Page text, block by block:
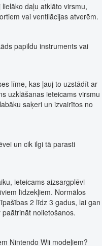
daļu atklāto virsmu,
vai ventilācijas atverēm.
papildu instruments vai
līme, kas ļauj to uzstādīt ar
uzklāšanas ieteicams virsmu
saķeri un izvairītos no
un cik ilgi tā parasti
ieteicams aizsargplēvi
līdzekļiem. Normālos
2 līdz 3 gadus, lai gan
nolietošanos.
Nintendo Wii modeļiem?